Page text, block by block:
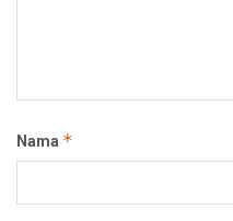
Nama *